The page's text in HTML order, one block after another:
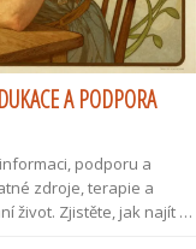
A PODPORA
podporu a
zdroje, terapie a
život. Zjistěte, jak najít tu